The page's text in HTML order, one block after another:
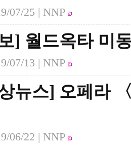
07/25 | NNP
] 월드옥타 미
07/13 | NNP
뉴스] 오페라
06/22 | NNP